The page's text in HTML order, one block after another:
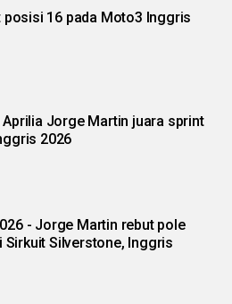
posisi 16 pada Moto3 Inggris
Aprilia Jorge Martin juara sprint
2026
- Jorge Martin rebut pole
position di Sirkuit Silverstone, Inggris